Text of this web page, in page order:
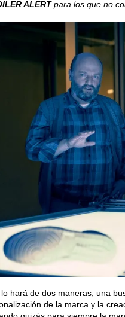
ALERTpara los que no
lo hará de dos maneras, una
de la marca y la